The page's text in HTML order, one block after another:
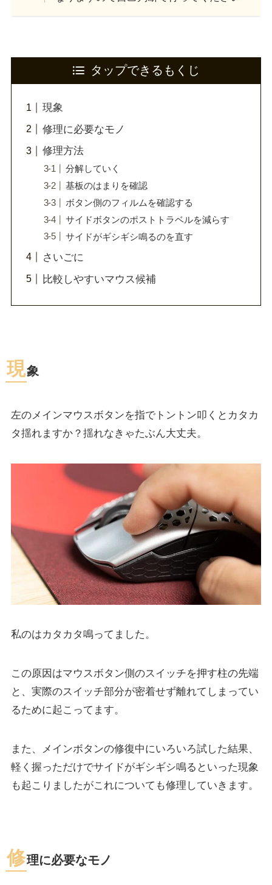
タップできるもくじ
現象
修理に必要なモノ
修理方法
分解していく
基板のはまりを確認
ボタン側のフィルムを確認する
サイドボタンのポストトラベルを減らす
サイドがギシギシ鳴るのを直す
さいごに
比較しやすいマウス候補
現象
左のメインマウスボタンを指でトントン叩くとカタカ
タ揺れますか？揺れなきゃたぶん大丈夫。
私のはカタカタ鳴ってました。
この原因はマウスボタン側のスイッチを押す柱の先端
と、実際のスイッチ部分が密着せず離れてしまってい
るために起こってます。
また、メインボタンの修復中にいろいろ試した結果、
軽く握っただけでサイドがギシギシ鳴るといった現象
も起こりましたがこれについても修理していきます。
修理に必要なモノ